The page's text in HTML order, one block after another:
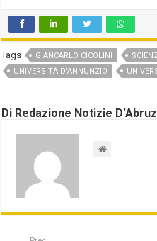
Tags GIANCARLO CICOLINI
UNIVERSITÀ D'ANNUNZIO
Di Redazione Notizie